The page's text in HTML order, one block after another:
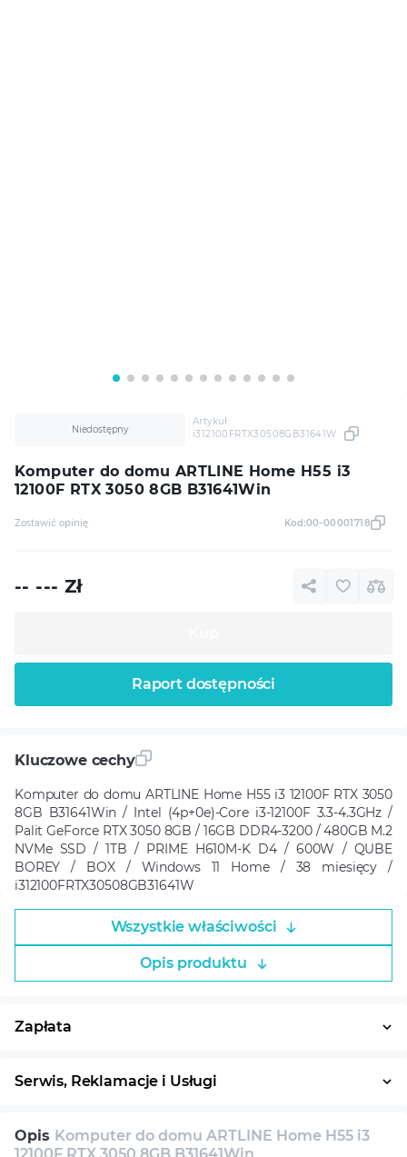
Komputer do domu ARTLINE Home H55 i3
12100F RTX 3050 8GB B31641Win
Niedostępny
Artykuł:
i312100FRTX30508GB31641W
Zostawić opinię Kod:00-00001718
-- --- Zł
Raport dostępności
Kluczowe cechy
Komputer do domu ARTLINE Home H55 i3 12100F RTX 3050
8GB B31641Win / Intel (4p+0e)-Core i3-12100F 3.3-4.3GHz /
Palit GeForce RTX 3050 8GB / 16GB DDR4-3200 / 480GB M.2
NVMe SSD / 1TB / PRIME H610M-K D4 / 600W / QUBE
BOREY / BOX / Windows 11 Home / 38 miesięcy /
i312100FRTX30508GB31641W
Wszystkie właściwości
Opis produktu
Zapłata
Serwis, Reklamacje i Usługi
Konsultacja
Opis Komputer do domu ARTLINE Home H55 i3